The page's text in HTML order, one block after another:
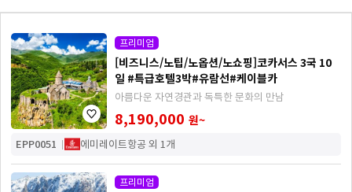
프리미엄
[비즈니스/노팁/노옵션/노쇼핑]코카서스 3국 10
일 #특급호텔3박#유람선#케이블카
아름다운 자연경관과 독특한 문화의 만남
8,190,000 원~
EPP0051 에미레이트항공 외 1개
프리미엄